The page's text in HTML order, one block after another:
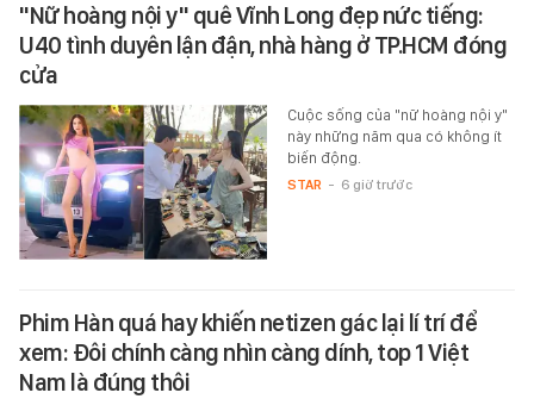
"Nữ hoàng nội y" quê Vĩnh Long đẹp nức tiếng:
U40 tình duyên lận đận, nhà hàng ở TP.HCM đóng
cửa
Cuộc sống của "nữ hoàng nội y"
này những năm qua có không ít
biến động.
STAR - 6 giờ trước
Phim Hàn quá hay khiến netizen gác lại lí trí để
xem: Đôi chính càng nhìn càng dính, top 1 Việt
Nam là đúng thôi